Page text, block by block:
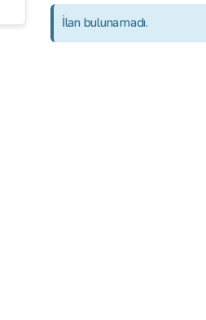
İlan bulunamadı.